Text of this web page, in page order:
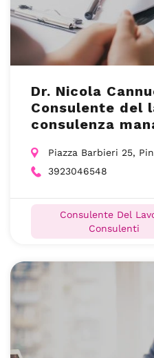
Dr. Nicola
Consulente del
consulenza
Piazza Barbieri 25,
3923046548
Consulente Del
Consulenti